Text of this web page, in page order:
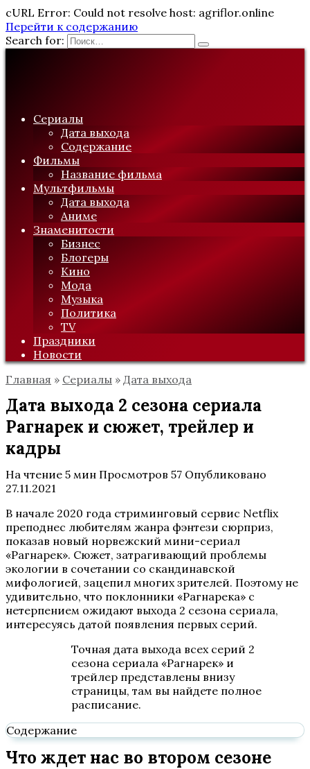
cURL Error: Could not resolve host: agriflor.online
Перейти к содержанию
Search for:
Сериалы
Дата выхода
Содержание
Фильмы
Название фильма
Мультфильмы
Дата выхода
Аниме
Знаменитости
Бизнес
Блогеры
Кино
Мода
Музыка
Политика
TV
Праздники
Новости
Главная » Сериалы » Дата выхода
Дата выхода 2 сезона сериала
Рагнарек и сюжет, трейлер и
кадры
На чтение 5 мин Просмотров 57 Опубликовано
27.11.2021
В начале 2020 года стриминговый сервис Netflix
преподнес любителям жанра фэнтези сюрприз,
показав новый норвежский мини-сериал
«Рагнарек». Сюжет, затрагивающий проблемы
экологии в сочетании со скандинавской
мифологией, зацепил многих зрителей. Поэтому не
удивительно, что поклонники «Рагнарека» с
нетерпением ожидают выхода 2 сезона сериала,
интересуясь датой появления первых серий.
Точная дата выхода всех серий 2
сезона сериала «Рагнарек» и
трейлер представлены внизу
страницы, там вы найдете полное
расписание.
Содержание
Что ждет нас во втором сезоне